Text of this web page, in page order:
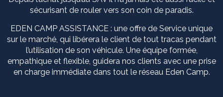
sécurisant de rouler vers son coin de paradis.
EDEN CAMP ASSISTANCE : une offre de Service unique
sur le marché, qui libérera le client de tout tracas pendant
l’utilisation de son véhicule. Une équipe formée,
empathique et flexible, guidera nos clients avec une prise
en charge immédiate dans tout le réseau Eden Camp.